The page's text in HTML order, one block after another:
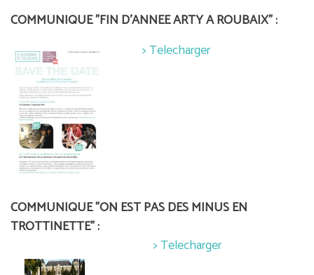
COMMUNIQUE "FIN D'ANNEE ARTY A ROUBAIX" :
> Telecharger
COMMUNIQUE "ON EST PAS DES MINUS EN
TROTTINETTE" :
> Telecharger